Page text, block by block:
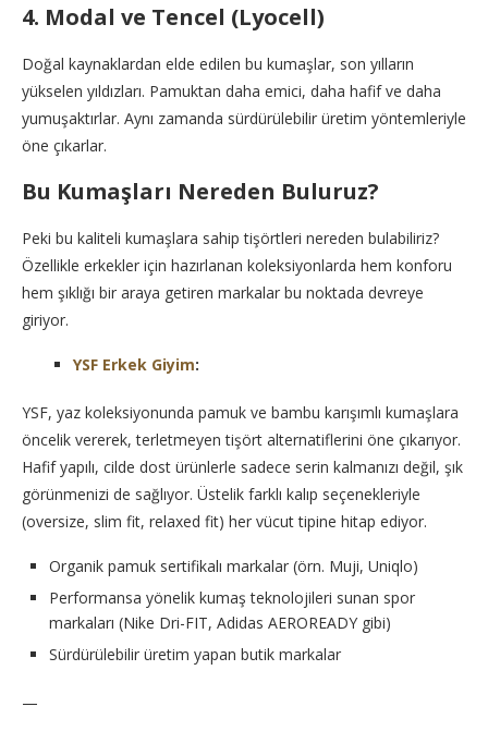
4. Modal ve Tencel (Lyocell)
Doğal kaynaklardan elde edilen bu kumaşlar, son yılların
yükselen yıldızları. Pamuktan daha emici, daha hafif ve daha
yumuşaktırlar. Aynı zamanda sürdürülebilir üretim yöntemleriyle
öne çıkarlar.
Bu Kumaşları Nereden Buluruz?
Peki bu kaliteli kumaşlara sahip tişörtleri nereden bulabiliriz?
Özellikle erkekler için hazırlanan koleksiyonlarda hem konforu
hem şıklığı bir araya getiren markalar bu noktada devreye
giriyor.
YSF Erkek Giyim:
YSF, yaz koleksiyonunda pamuk ve bambu karışımlı kumaşlara
öncelik vererek, terletmeyen tişört alternatiflerini öne çıkarıyor.
Hafif yapılı, cilde dost ürünlerle sadece serin kalmanızı değil, şık
görünmenizi de sağlıyor. Üstelik farklı kalıp seçenekleriyle
(oversize, slim fit, relaxed fit) her vücut tipine hitap ediyor.
Organik pamuk sertifikalı markalar (örn. Muji, Uniqlo)
Performansa yönelik kumaş teknolojileri sunan spor
markaları (Nike Dri-FIT, Adidas AEROREADY gibi)
Sürdürülebilir üretim yapan butik markalar
—